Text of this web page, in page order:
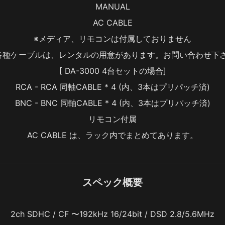
MANUAL
AC CABLE
※メディア、リモコンは付属しておりません
種ケーブルは、レンタルの用意があります。お問い合わせ下
[ DA-3000 4台セットの場合]
RCA - RCA 同軸CABLE * 4 (内、3本はプリパッチ済)
BNC - BNC 同軸CABLE * 4 (内、3本はプリパッチ済)
リモコン付属
AC CABLE は、ラック内でまとめてあります。
スペック概要
2ch SDHC / CF 〜192kHz 16/24bit / DSD 2.8/5.6MHz